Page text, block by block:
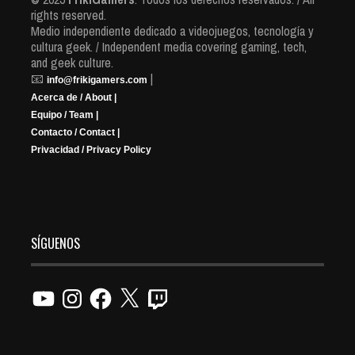
rights reserved.
Medio independiente dedicado a videojuegos, tecnología y
cultura geek. / Independent media covering gaming, tech,
and geek culture.
📧 info@frikigamers.com |
Acerca de / About |
Equipo / Team |
Contacto / Contact |
Privacidad / Privacy Policy
SÍGUENOS
YouTubeInstagramFacebook
X Twitch